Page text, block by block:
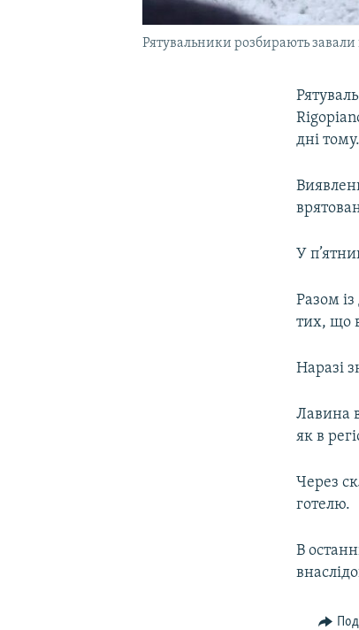
Рятувальники розбирають завали
дні тому.
У
Разом
тих, що
Наразі
Лавина в
як в
Через
готелю.
В